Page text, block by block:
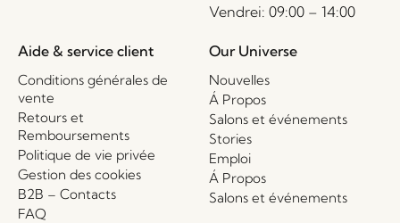
Vendrei: 09:00 – 14:00
Aide & service client
Conditions générales de
vente
Retours et
Remboursements
Politique de vie privée
Gestion des cookies
B2B – Contacts
FAQ
Our Universe
Nouvelles
Á Propos
Salons et événements
Stories
Emploi
Á Propos
Salons et événements